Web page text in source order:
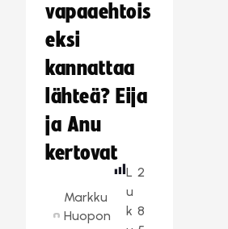
vapaaehtois
eksi
kannattaa
lähteä? Eija
ja Anu
kertovat
Markku
Huopon
L
u
k
2
8